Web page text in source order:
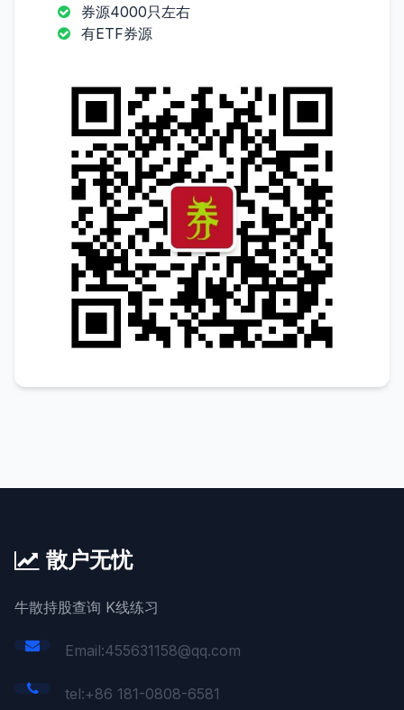
券源4000只左右
有ETF券源
散户无忧
牛散持股查询 K线练习
Email:455631158@qq.com
tel:+86 181-0808-6581